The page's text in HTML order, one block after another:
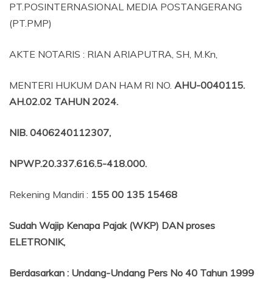
PT.POSINTERNASIONAL MEDIA POSTANGERANG
(PT.PMP)
AKTE NOTARIS : RIAN ARIAPUTRA, SH, M.Kn,
MENTERI HUKUM DAN HAM RI NO. AHU-0040115.
AH.02.02 TAHUN 2024.
NIB. 0406240112307,
NPWP.20.337.616.5-418.000.
Rekening Mandiri : 155 00 135 15468
Sudah Wajip Kenapa Pajak (WKP) DAN proses
ELETRONIK,
Berdasarkan : Undang-Undang Pers No 40 Tahun 1999